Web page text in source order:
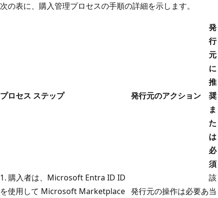
次の表に、購入管理プロセスの手順の詳細を示します。
プロセス ステップ 発行元のアクション
発
行
元
に
推
奨
ま
た
は
必
須
1. 購入者は、Microsoft Entra ID ID
を使用して Microsoft Marketplace 発行元の操作は必要あ
該
当